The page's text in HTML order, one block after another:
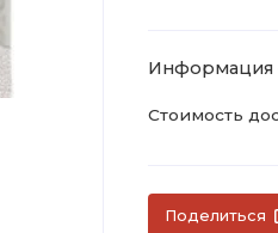
Информация
Стоимость
Поделиться